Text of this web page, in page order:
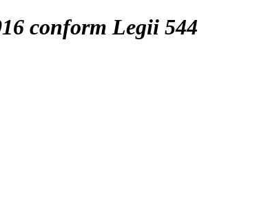
conform Legii 544